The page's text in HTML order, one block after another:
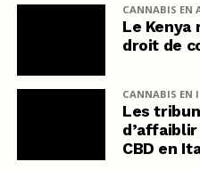
CANNABIS EN
Le
droit de
CANNABIS EN
Les
CBD en